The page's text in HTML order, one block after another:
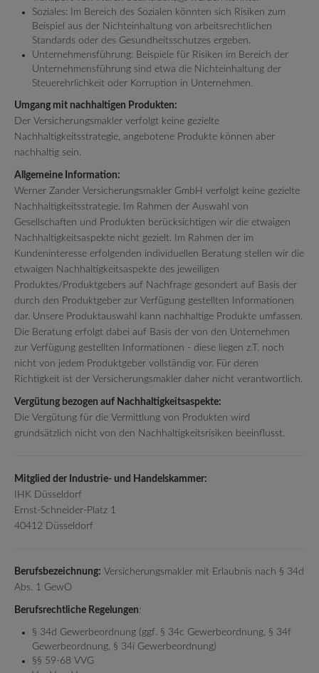
Soziales: Im Bereich des Sozialen könnten sich Risiken zum
Beispiel aus der Nichteinhaltung von arbeitsrechtlichen
Standards oder des Gesundheitsschutzes ergeben.
Unternehmensführung: Beispiele für Risiken im Bereich der
Unternehmensführung sind etwa die Nichteinhaltung der
Steuerehrlichkeit oder Korruption in Unternehmen.
Umgang mit nachhaltigen Produkten:
Der Versicherungsmakler verfolgt keine gezielte
Nachhaltigkeitsstrategie, angebotene Produkte können aber
nachhaltig sein.
Allgemeine Information:
Werner Zander Versicherungsmakler GmbH verfolgt keine gezielte
Nachhaltigkeitsstrategie. Im Rahmen der Auswahl von
Gesellschaften und Produkten berücksichtigen wir die etwaigen
Nachhaltigkeitsaspekte nicht gezielt. Im Rahmen der im
Kundeninteresse erfolgenden individuellen Beratung stellen wir die
etwaigen Nachhaltigkeitsaspekte des jeweiligen
Produktes/Produktgebers auf Nachfrage gesondert auf Basis der
durch den Produktgeber zur Verfügung gestellten Informationen
dar. Unsere Produktauswahl kann nachhaltige Produkte umfassen.
Die Beratung erfolgt dabei auf Basis der von den Unternehmen
zur Verfügung gestellten Informationen - diese liegen z.T. noch
nicht von jedem Produktgeber vollständig vor. Für deren
Richtigkeit ist der Versicherungsmakler daher nicht verantwortlich.
Vergütung bezogen auf Nachhaltigkeitsaspekte:
Die Vergütung für die Vermittlung von Produkten wird
grundsätzlich nicht von den Nachhaltigkeitsrisiken beeinflusst.
Mitglied der Industrie- und Handelskammer:
IHK Düsseldorf
Ernst-Schneider-Platz 1
40412 Düsseldorf
Berufsbezeichnung: Versicherungsmakler mit Erlaubnis nach § 34d
Abs. 1 GewO
Berufsrechtliche Regelungen:
§ 34d Gewerbeordnung (ggf. § 34c Gewerbeordnung, § 34f
Gewerbeordnung, § 34i Gewerbeordnung)
§§ 59-68 VVG